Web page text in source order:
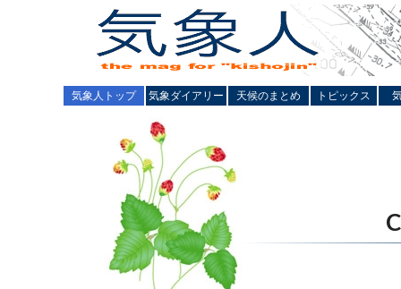
気象人トップ 気象ダイアリー 天候のまとめ トピックス